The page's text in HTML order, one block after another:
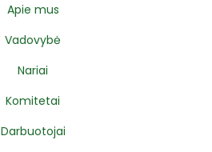
Apie mus
Vadovybė
Nariai
Komitetai
Darbuotojai